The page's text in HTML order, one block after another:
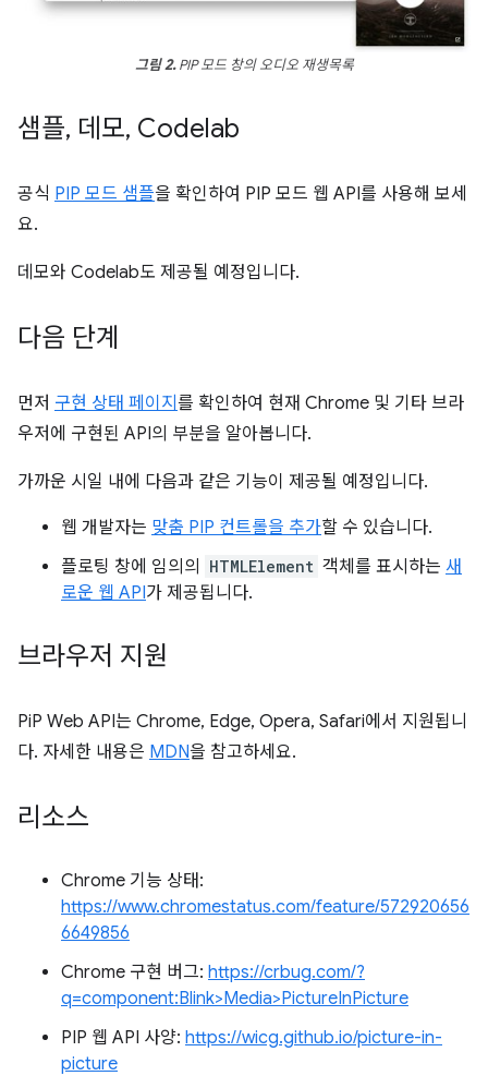
그림 2.PIP 모드 창의 오디오 재생목록
샘플, 데모, Codelab
공식 PIP 모드 샘플을 확인하여 PIP 모드 웹 API를 사용해 보세
요.
데모와 Codelab도 제공될 예정입니다.
다음 단계
먼저 구현 상태 페이지 를 확인하여 현재 Chrome 및 기타 브라
우저에 구현된 API의 부분을 알아봅니다.
가까운 시일 내에 다음과 같은 기능이 제공될 예정입니다.
웹 개발자는 맞춤 PIP 컨트롤을 추가할 수 있습니다.
플로팅 창에 임의의
HTMLElement 객체를 표시하는 새
로운 웹 API가 제공됩니다.
브라우저 지원
PiP Web API는 Chrome, Edge, Opera, Safari에서 지원됩니
다. 자세한 내용은 MDN을 참고하세요.
리소스
Chrome 기능 상태:
https://www.chromestatus.com/feature/572920656
6649856
Chrome 구현 버그: https://crbug.com/?
q=component:Blink>Media>PictureInPicture
PIP 웹 API 사양: https://wicg.github.io/picture-in-
picture